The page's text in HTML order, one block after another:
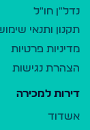
נדל"ן חו"ל
תקנון ותנאי
מדיניות פרטיות
הצהרת נגישות
דירות למכירה
אשדוד